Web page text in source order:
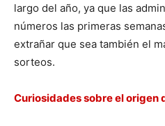
largo del año, ya que las
números las primeras
extrañar que sea también el
sorteos.
Curiosidades sobre el origen